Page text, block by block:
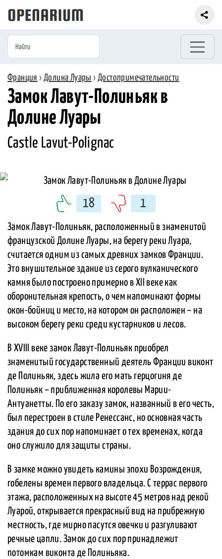
Франция ›Долина Луары ›Достопримечательности
Замок Лавут-Полиньяк в
Долине Луары
Castle Lavut-Polignac
18 1
Замок Лавут-Полиньяк, расположенный в знаменитой
французской Долине Луары, на берегу реки Луара,
считается одним из самых древних замков Франции.
Это внушительное здание из серого вулканического
камня было построено примерно в XII веке как
оборонительная крепость, о чем напоминают формы
окон-бойниц и место, на котором он расположен – на
высоком берегу реки среди кустарников и лесов.
В XVIII веке замок Лавут-Полиньяк приобрел
знаменитый государственный деятель Франции виконт
де Полиньяк, здесь жила его мать герцогиня де
Полиньяк – приближенная королевы Марии-
Антуанетты. По его заказу замок, названный в его честь,
был перестроен в стиле Ренессанс, но основная часть
здания до сих пор напоминает о тех временах, когда
оно служило для защиты страны.
В замке можно увидеть камины эпохи Возрождения,
гобелены времен первого владельца. С террас первого
этажа, расположенных на высоте 45 метров над рекой
Луарой, открывается прекрасный вид на прибрежную
местность, где мирно пасутся овечки и разгуливают
речные цапли. Замок до сих пор принадлежит
потомкам виконта де Полиньяка.